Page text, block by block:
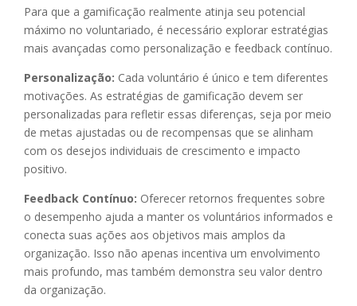
Para que a gamificação realmente atinja seu potencial
máximo no voluntariado, é necessário explorar estratégias
mais avançadas como personalização e feedback contínuo.
Personalização: Cada voluntário é único e tem diferentes
motivações. As estratégias de gamificação devem ser
personalizadas para refletir essas diferenças, seja por meio
de metas ajustadas ou de recompensas que se alinham
com os desejos individuais de crescimento e impacto
positivo.
Feedback Contínuo: Oferecer retornos frequentes sobre
o desempenho ajuda a manter os voluntários informados e
conecta suas ações aos objetivos mais amplos da
organização. Isso não apenas incentiva um envolvimento
mais profundo, mas também demonstra seu valor dentro
da organização.